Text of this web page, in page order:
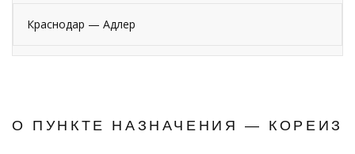
Краснодар — Адлер
О ПУНКТЕ НАЗНАЧЕНИЯ — КОРЕИЗ